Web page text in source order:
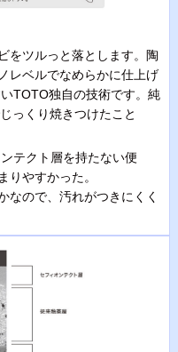
をツルっと落とします。陶
レベルでなめらかに仕上げ
TOTO独自の技術です。純
っくり焼きつけたこと
テクト層を持たない便
やすかった。
なので、汚れがつきにくく